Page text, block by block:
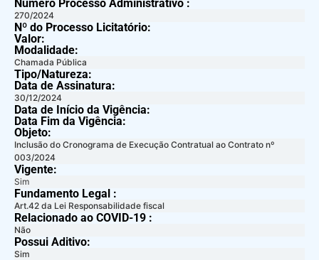
Número Processo Administrativo :
270/2024
Nº do Processo Licitatório:
Valor:
Modalidade:
Chamada Pública
Tipo/Natureza:
Data de Assinatura:
30/12/2024
Data de Início da Vigência:
Data Fim da Vigência:
Objeto:
Inclusão do Cronograma de Execução Contratual ao Contrato nº
003/2024
Vigente:
Sim
Fundamento Legal :​
Art.42 da Lei Responsabilidade fiscal
Relacionado ao COVID-19 :​
Não
Possui Aditivo:​
Sim